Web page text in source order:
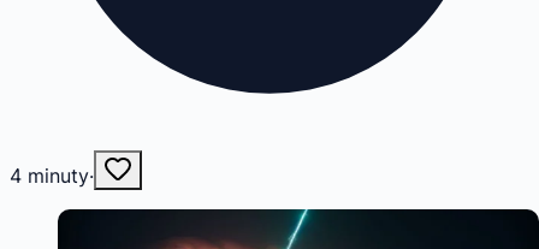
4 minuty·